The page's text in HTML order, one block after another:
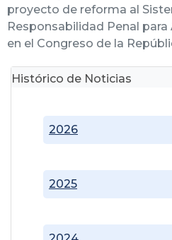
proyecto de reforma al
Responsabilidad Penal
en el Congreso de la
Histórico de Noticias
2025
2026